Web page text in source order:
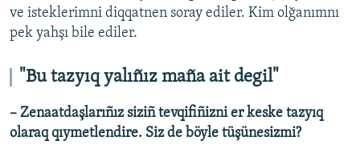
ve isteklerimni diqqatnen soray ediler. Kim olğanımnı
pek yahşı bile ediler.
"Bu tazyıq yalıñız maña ait degil"
– Zenaatdaşlarıñız siziñ tevqifiñizni er keske tazyıq
olaraq qıymetlendire. Siz de böyle tüşünesizmi?